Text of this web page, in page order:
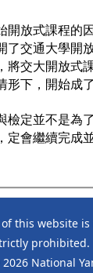
開放式課程的
了交通大學開
將交大開放式
形下，開始成
檢定並不是為
定會繼續完成
this website
prohibited.
National